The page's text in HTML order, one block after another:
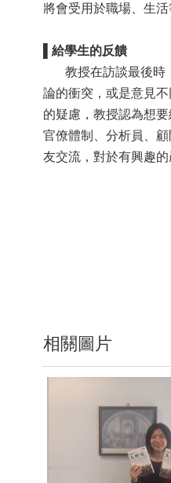
將會受用於職場、生
給學生的反饋
教授在訪談最後時，
論的衝突，或是意見
的疑慮，教授認為想
官僚體制、分析員、
友交流，對於有興趣
相關圖片